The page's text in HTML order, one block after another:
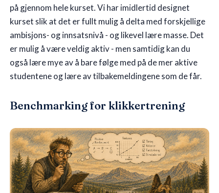
på gjennom hele kurset. Vi har imidlertid designet
kurset slik at det er fullt mulig å delta med forskjellige
ambisjons- og innsatsnivå - og likevel lære masse. Det
er mulig å være veldig aktiv - men samtidig kan du
også lære mye av å bare følge med på de mer aktive
studentene og lære av tilbakemeldingene som de får.
Benchmarking for klikkertrening